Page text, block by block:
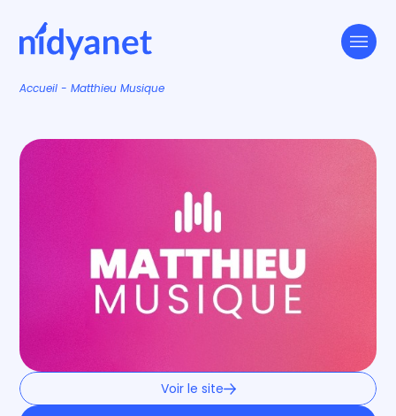
Accueil -Matthieu Musique
Voir le site